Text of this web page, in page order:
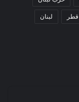
قطر لبنان